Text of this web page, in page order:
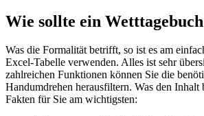
Wie sollte ein Wetttagebuch
Was die Formalität betrifft, so ist es am
Excel-Tabelle verwenden. Alles ist sehr
zahlreichen Funktionen können Sie die
Handumdrehen herausfiltern. Was den Inhalt
Fakten für Sie am wichtigsten: